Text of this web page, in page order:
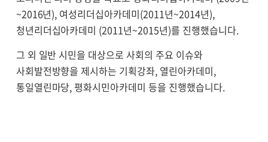
~2016년), 여성리더십아카데미(2011년~2014년),
청년리더십아카데미 (2011년~2015년)를 진행했습니다.
그 외 일반 시민을 대상으로 사회의 주요 이슈와
사회발전방향을 제시하는 기획강좌, 열린아카데미,
통일열린마당, 평화시민아카데미 등을 진행했습니다.